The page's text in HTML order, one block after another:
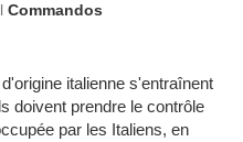
Commandos
italienne s'entraînent
doivent prendre le contrôle
par les Italiens, en